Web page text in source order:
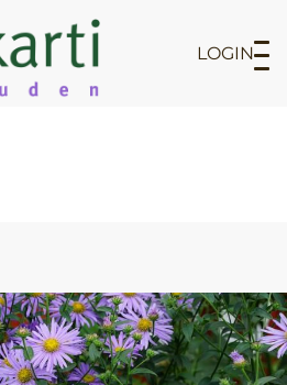
LOGIN